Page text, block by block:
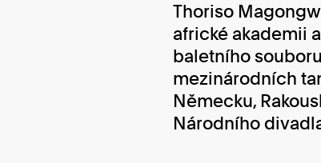
Thoriso
africké akademii
baletního
mezinárodních
Německu,
Národního